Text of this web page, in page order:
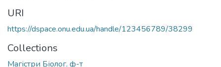
URI
https://dspace.onu.edu.ua/handle/123456789/38299
Collections
Магістри Біолог. ф-т